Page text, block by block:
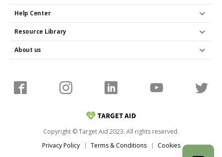
Help Center
Resource Library
About us
Copyright © Target Aid 2023. All rights reserved.
Privacy Policy
Terms & Conditions
Cookies